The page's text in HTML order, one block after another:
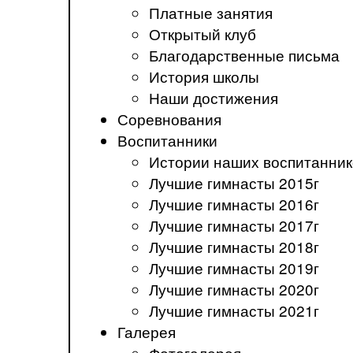
Платные занятия
Открытый клуб
Благодарственные письма
История школы
Наши достижения
Соревнования
Воспитанники
Истории наших
Лучшие гимнасты 2015г
Лучшие гимнасты 2016г
Лучшие гимнасты 2017г
Лучшие гимнасты 2018г
Лучшие гимнасты 2019г
Лучшие гимнасты 2020г
Лучшие гимнасты 2021г
Галерея